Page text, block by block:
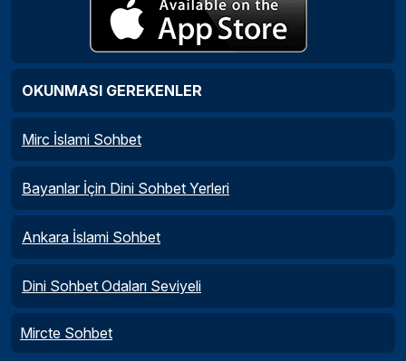
OKUNMASI GEREKENLER
Mirc İslami Sohbet
Bayanlar İçin Dini Sohbet Yerleri
Ankara İslami Sohbet
Dini Sohbet Odaları Seviyeli
Mircte Sohbet